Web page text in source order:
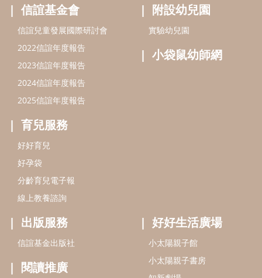
好孕袋
分齡育兒電子報
線上教養諮詢
出版服務
信誼基金出版社
閱讀推廣
Bookstart閱讀起步走
信誼幼兒文學獎
信誼兒童動畫獎
小袋鼠說故事劇團
service@hsin-yi.org.tw
信誼好好育兒
小太陽親子書房
(02)2396-5305轉2345 (週一～週五 9:00～18:00)